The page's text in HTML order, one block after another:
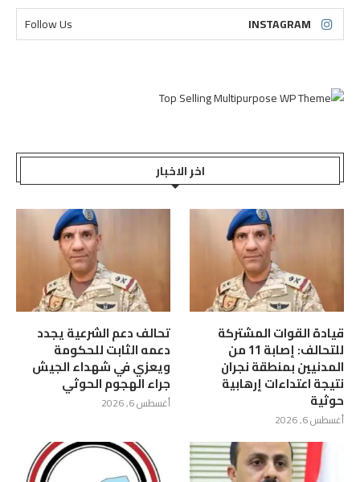
INSTAGRAM
Follow Us
اخر الاخبار
قيادة القوات المشتركة
للتحالف: إصابة 11 من
المدنيين بمنطقة نجران
نتيجة اعتداءات إرهابية
حوثية
أغسطس 6, 2026
تحالف دعم الشرعية يجدد
دعمه الثابت للحكومة
ويعزي في شهداء الجيش
جراء الهجوم الحوثي
أغسطس 6, 2026